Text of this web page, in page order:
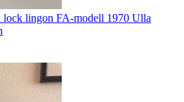
lock lingon FA-modell 1970 Ulla